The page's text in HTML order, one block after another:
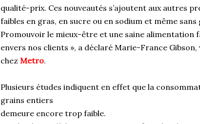
qualité-prix. Ces nouveautés s’ajoutent aux autres
faibles en gras, en sucre ou en sodium et même
Promouvoir le mieux-être et une saine alimentation
envers nos clients », a déclaré Marie-France
chez Metro.
Plusieurs études indiquent en effet que la
grains entiers
demeure encore trop faible.